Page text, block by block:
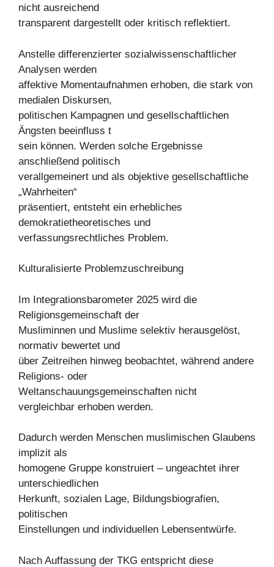
nicht ausreichend
transparent dargestellt oder kritisch reflektiert.
Anstelle differenzierter sozialwissenschaftlicher
Analysen werden
affektive Momentaufnahmen erhoben, die stark von
medialen Diskursen,
politischen Kampagnen und gesellschaftlichen
Ängsten beeinfluss t
sein können. Werden solche Ergebnisse
anschließend politisch
verallgemeinert und als objektive gesellschaftliche
„Wahrheiten“
präsentiert, entsteht ein erhebliches
demokratietheoretisches und
verfassungsrechtliches Problem.
Kulturalisierte Problemzuschreibung
Im Integrationsbarometer 2025 wird die
Religionsgemeinschaft der
Musliminnen und Muslime selektiv herausgelöst,
normativ bewertet und
über Zeitreihen hinweg beobachtet, während andere
Religions- oder
Weltanschauungsgemeinschaften nicht
vergleichbar erhoben werden.
Dadurch werden Menschen muslimischen Glaubens
implizit als
homogene Gruppe konstruiert – ungeachtet ihrer
unterschiedlichen
Herkunft, sozialen Lage, Bildungsbiografien,
politischen
Einstellungen und individuellen Lebensentwürfe.
Nach Auffassung der TKG entspricht diese